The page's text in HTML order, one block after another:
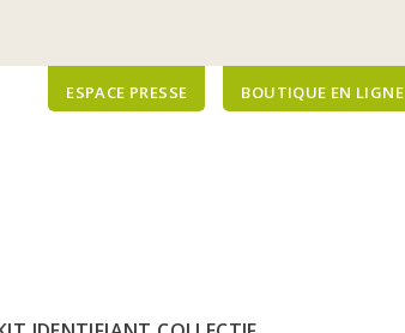
BOUTIQUE EN LIGNE
ESPACE PRESSE